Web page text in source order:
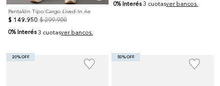
Pantalón Tipo Cargo Lived-In Ae
$ 149.950 $ 299.900
0% Interés 3 cuotasver bancos.
0% Interés 3 cuotasver bancos.
20% OFF 50% OFF